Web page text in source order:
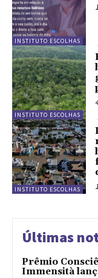
INSTITUTO ESCOLHAS
INSTITUTO ESCOLHAS
INSTITUTO ESCOLHAS
Últimas
Prêmio
Immensità